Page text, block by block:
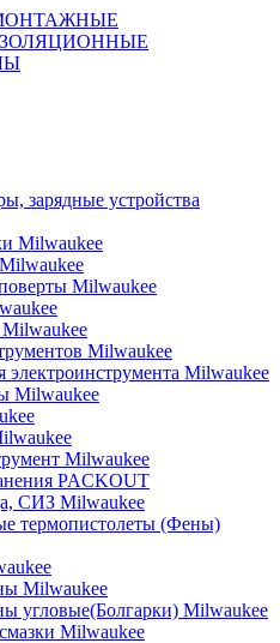
зарядные устройства
Milwaukee
Milwaukee
Milwaukee
электроинструмента Milwaukee
Milwaukee
Milwaukee
PACKOUT
СИЗ Milwaukee
термопистолеты (Фены)
Milwaukee
угловые(Болгарки) Milwaukee
Milwaukee